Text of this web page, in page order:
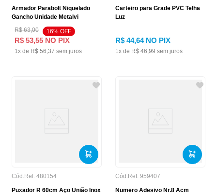
Armador Parabolt Niquelado
Gancho Unidade Metalvi
R$ 63,00 16% OFF
R$ 53,55 NO PIX
1x de R$ 56,37 sem juros
Carteiro para Grade PVC Telha
Luz
R$ 44,64NO PIX
1x de R$ 46,99 sem juros
Cód.Ref: 480154
Puxador R 60cm Aço União Inox
Cód.Ref: 959407
Numero Adesivo Nr.8 Acm